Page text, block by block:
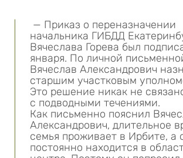
— Приказ о переназначении
начальника ГИБДД
Вячеслава Горева был
января. По личной
Вячеслав Александрович
старшим участковым
Это решение никак не
с подводными течениями.
Как письменно пояснил
Александрович, длительное
семья проживает в Ирбите, а
постоянно находится в